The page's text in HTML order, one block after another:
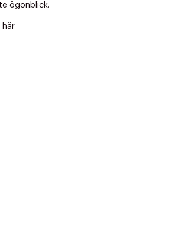
ögonblick.
här
ikke vise dig denne video. Tillad